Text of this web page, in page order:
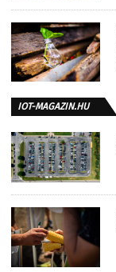
IOT-MAGAZIN.HU